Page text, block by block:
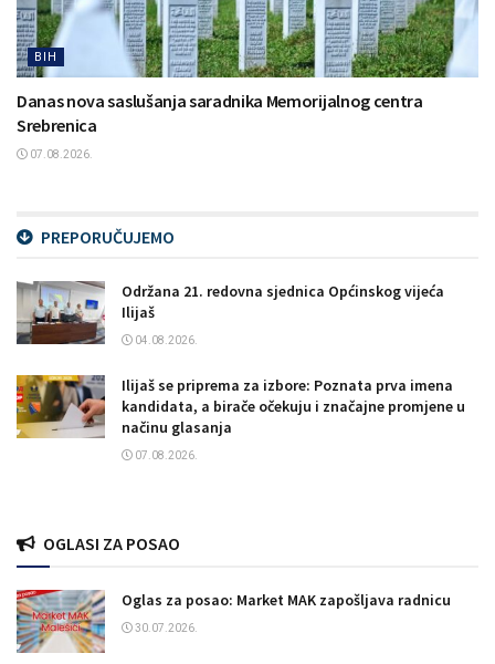
BIH
Danas nova saslušanja saradnika Memorijalnog centra
Srebrenica
07.08.2026.
PREPORUČUJEMO
Održana 21. redovna sjednica Općinskog vijeća
Ilijaš
04.08.2026.
Ilijaš se priprema za izbore: Poznata prva imena
kandidata, a birače očekuju i značajne promjene u
načinu glasanja
07.08.2026.
OGLASI ZA POSAO
Oglas za posao: Market MAK zapošljava radnicu
30.07.2026.